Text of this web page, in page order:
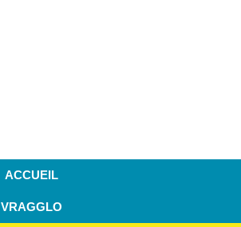
ACCUEIL
VRAGGLO